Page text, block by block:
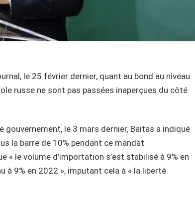
le 25 février dernier, quant au bond au niveau
russe ne sont pas passées inaperçues du côté
gouvernement, le 3 mars dernier, Baitas a indiqué
la barre de 10% pendant ce mandat
le volume d’importation s’est stabilisé à 9% en
à 9% en 2022 », imputant cela à « la liberté